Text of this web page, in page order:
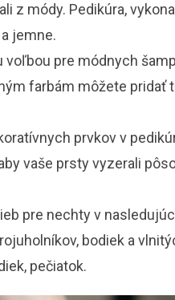
z módy. Pedikúra,
jemne.
voľbou pre módnych
farbám môžete pridať
prvkov v
vaše prsty vyzerali
pre nechty v
bodiek a
pečiatok.